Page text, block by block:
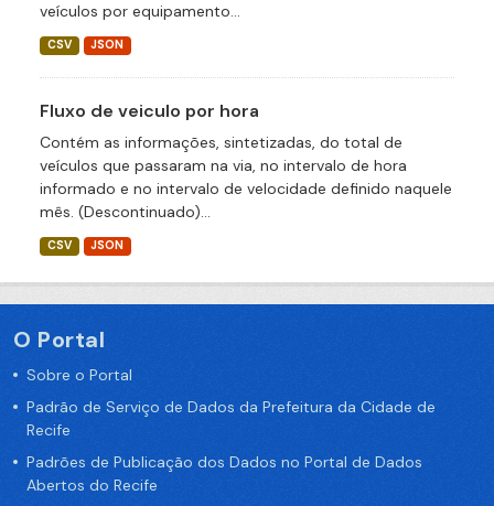
veículos por equipamento...
CSV JSON
Fluxo de veiculo por hora
Contém as informações, sintetizadas, do total de
veículos que passaram na via, no intervalo de hora
informado e no intervalo de velocidade definido naquele
mês. (Descontinuado)...
CSV JSON
O Portal
Sobre o Portal
Padrão de Serviço de Dados da Prefeitura da Cidade de
Recife
Padrões de Publicação dos Dados no Portal de Dados
Abertos do Recife